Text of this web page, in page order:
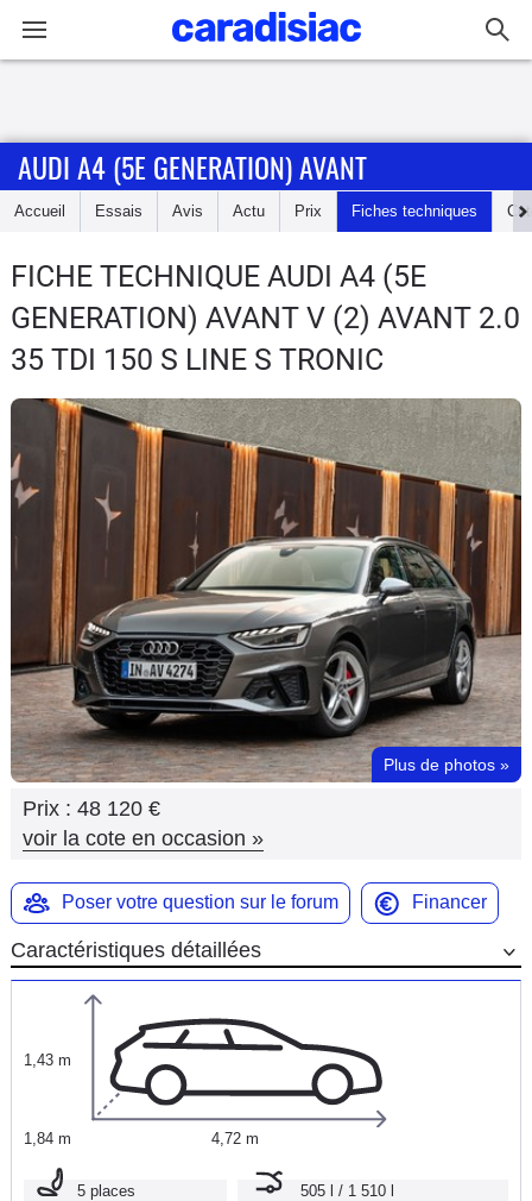
Accueil
Essais
Guide
d'achat
Electriques
Utilitaires
Flottes
Auto
Services
Forum
Moto
Marques
AUDI A4 (5E GENERATION) AVANT
Accueil Essais Avis Actu Prix Fiches techniques
FICHE TECHNIQUE AUDI A4 (5E
GENERATION) AVANT V (2) AVANT 2.0
35 TDI 150 S LINE S TRONIC
Plus de photos »
Prix : 48 120 €
voir la cote en occasion »
Poser votre question sur le forum Financer
Caractéristiques détaillées
1,43 m
1,84 m 4,72 m
5 places 505 l / 1 510 l